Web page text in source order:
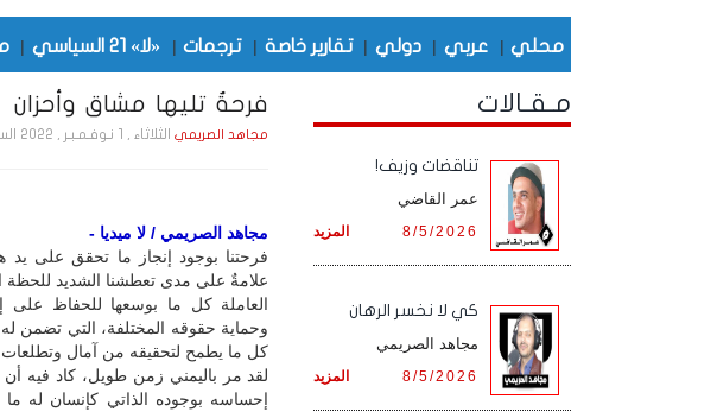
محلي | عربي | دولي | تقارير خاصة | ترجمات | «لا» 21 السياسي |
فرحةٌ تليها مشاق وأحزان
مجاهد الصريميالثلاثاء , 1 نـوفـمـبـر , 2022 الساعة 7:29:30 PM
مجاهد الصريمي / لا ميديا -
فرحتنا بوجود إنجاز ما تحقق على
علامةٌ على مدى تعطشنا الشديد للحظة
العاملة كل ما بوسعها للحفاظ على
وحماية حقوقه المختلفة، التي تضمن
كل ما يطمح لتحقيقه من آمال
لقد مر باليمني زمن طويل، كاد فيه
إحساسه بوجوده الذاتي كإنسان له
مـقـالات
تناقضات وزيف!
عمر القاضي
المزيد 8/5/2026
كي لا نخسر الرهان
مجاهد الصريمي
المزيد 8/5/2026